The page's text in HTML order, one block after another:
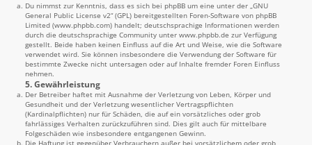
Du nimmst zur Kenntnis, dass es sich bei phpBB um eine unter der „GNU
General Public License v2“ (GPL) bereitgestellten Foren-Software von phpBB
Limited (www.phpbb.com) handelt; deutschsprachige Informationen werden
durch die deutschsprachige Community unter www.phpbb.de zur Verfügung
gestellt. Beide haben keinen Einfluss auf die Art und Weise, wie die Software
verwendet wird. Sie können insbesondere die Verwendung der Software für
bestimmte Zwecke nicht untersagen oder auf Inhalte fremder Foren Einfluss
nehmen.
5. Gewährleistung
Der Betreiber haftet mit Ausnahme der Verletzung von Leben, Körper und
Gesundheit und der Verletzung wesentlicher Vertragspflichten
(Kardinalpflichten) nur für Schäden, die auf ein vorsätzliches oder grob
fahrlässiges Verhalten zurückzuführen sind. Dies gilt auch für mittelbare
Folgeschäden wie insbesondere entgangenen Gewinn.
Die Haftung ist gegenüber Verbrauchern außer bei vorsätzlichem oder grob